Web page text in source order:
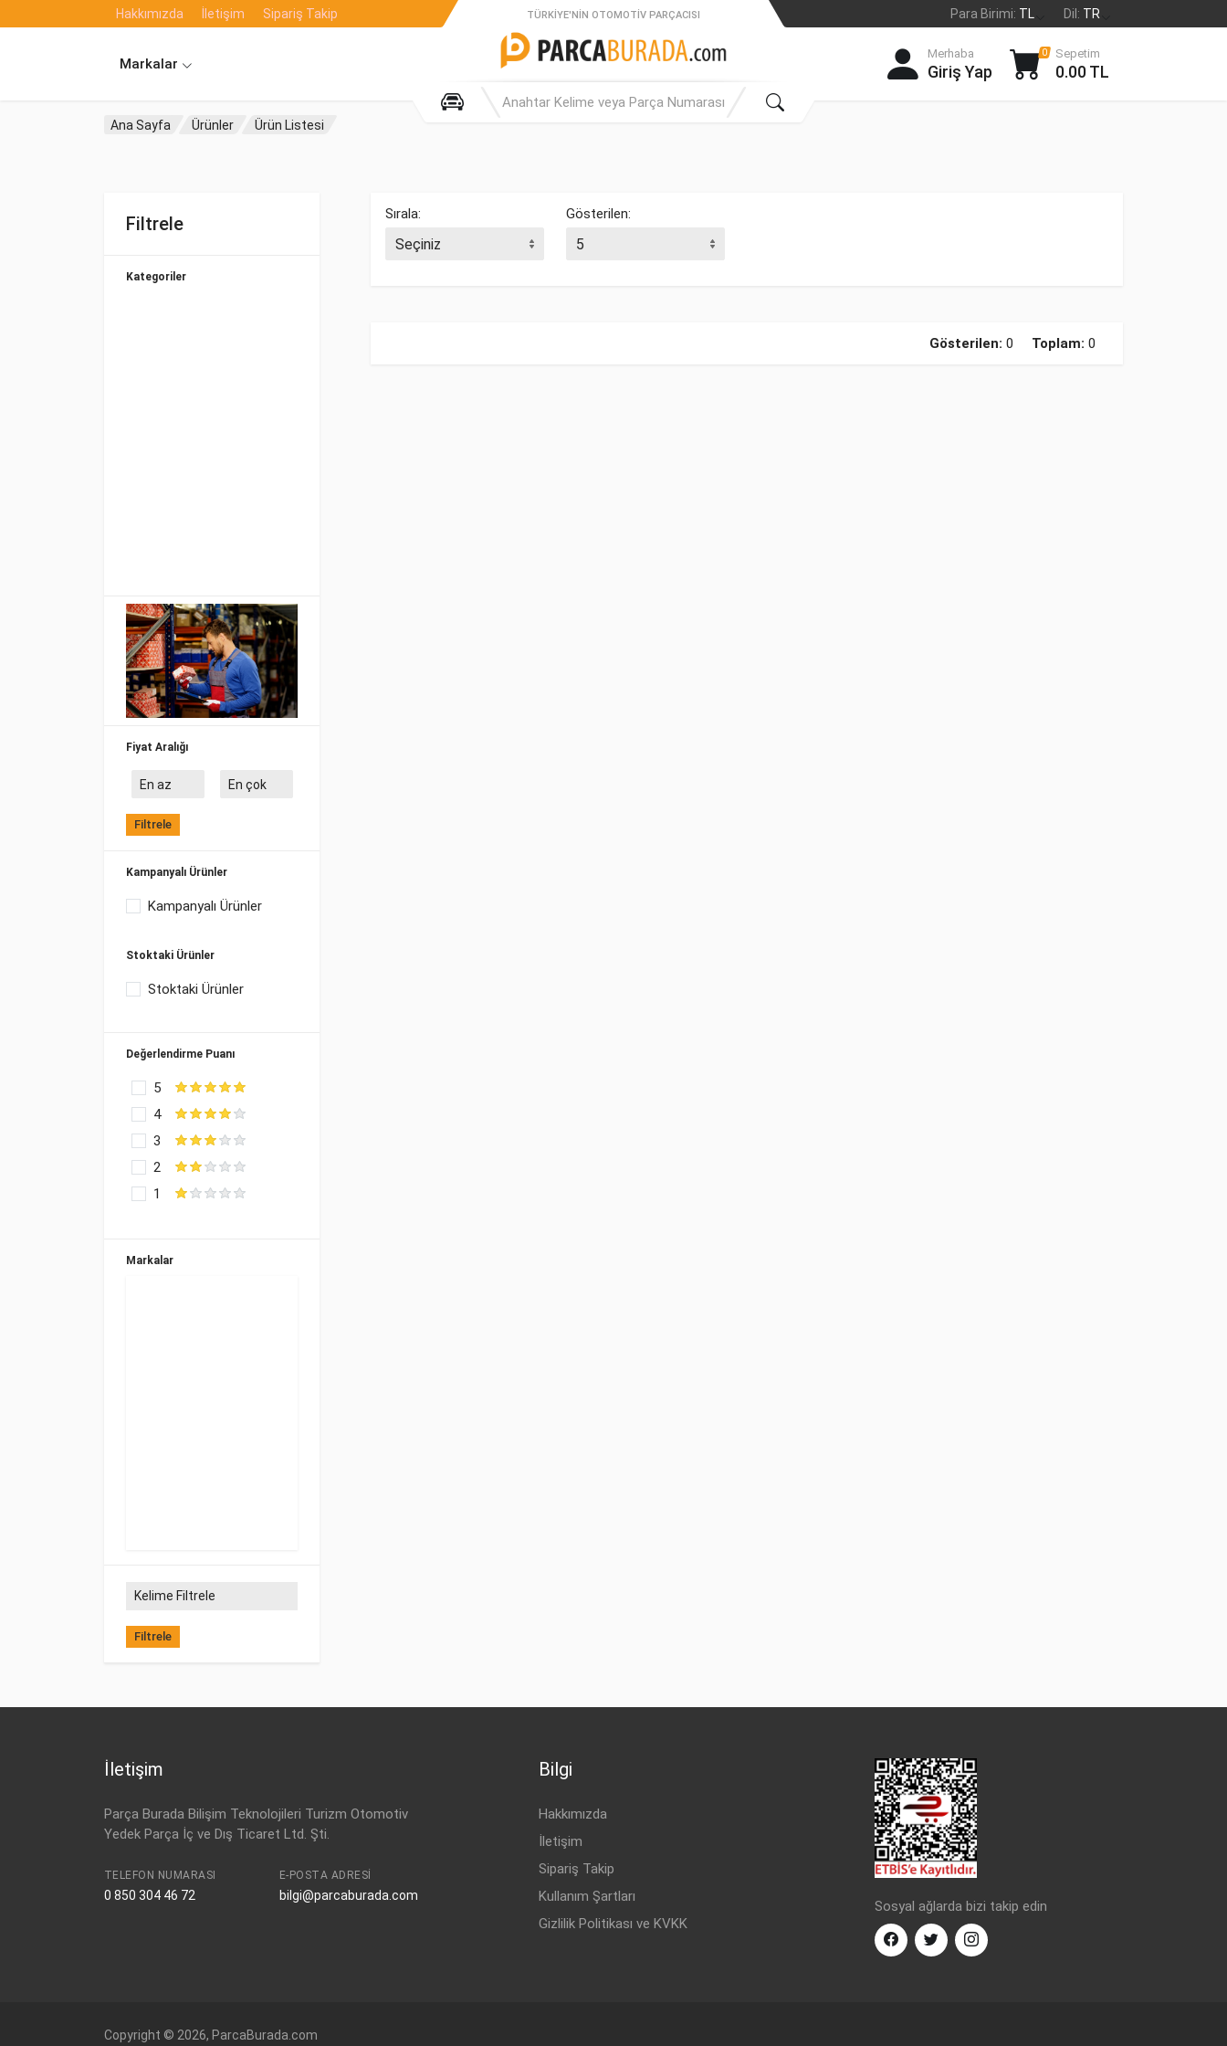
Hakkımızda İletişim Sipariş Takip Para Birimi: TL Dil: TR
Markalar
TÜRKIYE'NIN OTOMOTIV PARÇACISI
Merhaba
Giriş Yap
0 Sepetim
0.00 TL
Ana Sayfa Ürünler Ürün Listesi
Filtrele
Kategoriler
Fiyat Aralığı
Filtrele
Kampanyalı Ürünler
Kampanyalı Ürünler
Stoktaki Ürünler
Stoktaki Ürünler
Değerlendirme Puanı
5
4
3
2
1
Markalar
Filtrele
Sırala: Gösterilen:
Gösterilen: 0 Toplam: 0
İletişim
Parça Burada Bilişim Teknolojileri Turizm Otomotiv
Yedek Parça İç ve Dış Ticaret Ltd. Şti.
TELEFON NUMARASI
0 850 304 46 72
E-POSTA ADRESI
bilgi@parcaburada.com
Bilgi
Hakkımızda
İletişim
Sipariş Takip
Kullanım Şartları
Gizlilik Politikası ve KVKK
Sosyal ağlarda bizi takip edin
Copyright © 2026, ParcaBurada.com